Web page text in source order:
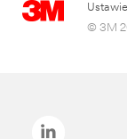
© 3M